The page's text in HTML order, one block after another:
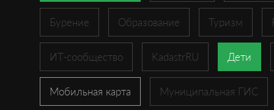
Бурение Образование Туризм
ИТ-сообщество KadastrRU Дети
Мобильная карта Муниципальная ГИС